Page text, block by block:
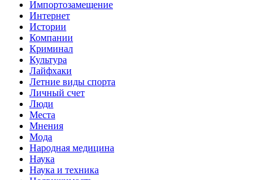
Импортозамещение
Интернет
Истории
Компании
Криминал
Культура
Лайфхаки
Летние виды спорта
Личный счет
Люди
Места
Мнения
Мода
Народная медицина
Наука
Наука и техника